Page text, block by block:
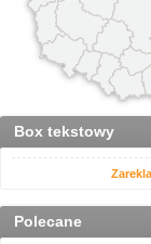
Box tekstowy
Polecane